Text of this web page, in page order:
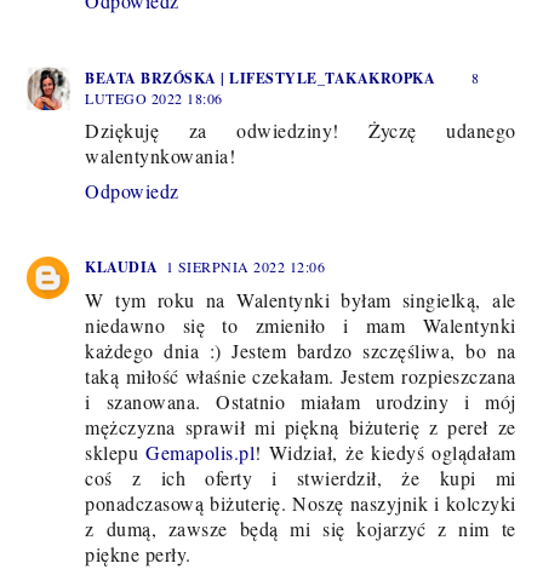
BEATA BRZÓSKA | LIFESTYLE_TAKAKROPKA
8
LUTEGO 2022 18:06
Dziękuję za odwiedziny! Życzę udanego
walentynkowania!
Odpowiedz
KLAUDIA 1 SIERPNIA 2022 12:06
W tym roku na Walentynki byłam singielką, ale
niedawno się to zmieniło i mam Walentynki
każdego dnia :) Jestem bardzo szczęśliwa, bo na
taką miłość właśnie czekałam. Jestem rozpieszczana
i szanowana. Ostatnio miałam urodziny i mój
mężczyzna sprawił mi piękną biżuterię z pereł ze
sklepuGemapolis.pl! Widział, że kiedyś oglądałam
coś z ich oferty i stwierdził, że kupi mi
ponadczasową biżuterię. Noszę naszyjnik i kolczyki
z dumą, zawsze będą mi się kojarzyć z nim te
piękne perły.